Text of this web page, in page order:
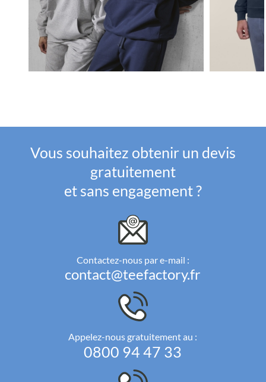
Vous souhaitez obtenir un devis
gratuitement
et sans engagement ?
Contactez-nous par e-mail :
contact@teefactory.fr
Appelez-nous gratuitement au :
0800 94 47 33